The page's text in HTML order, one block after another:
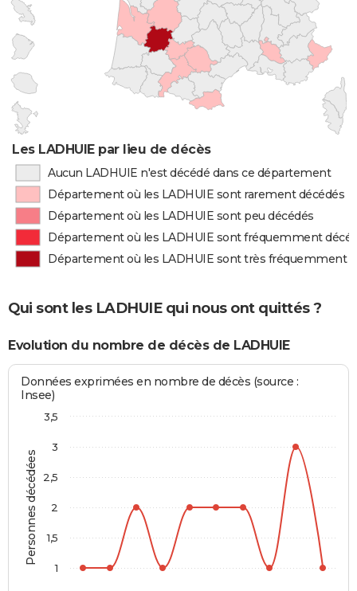
Les LADHUIE par lieu de décès
Aucun LADHUIE n'est décédé dans ce département
Département où les LADHUIE sont rarement décédés
Département où les LADHUIE sont peu décédés
Département où les LADHUIE sont fréquemment
Département où les LADHUIE sont très fréquemment
Qui sont les LADHUIE qui nous ont quittés ?
Evolution du nombre de décès de LADHUIE
Personnes décédées
Données exprimées en nombre de décès (source :
Insee)
1
1,5
2
2,5
3
3,5